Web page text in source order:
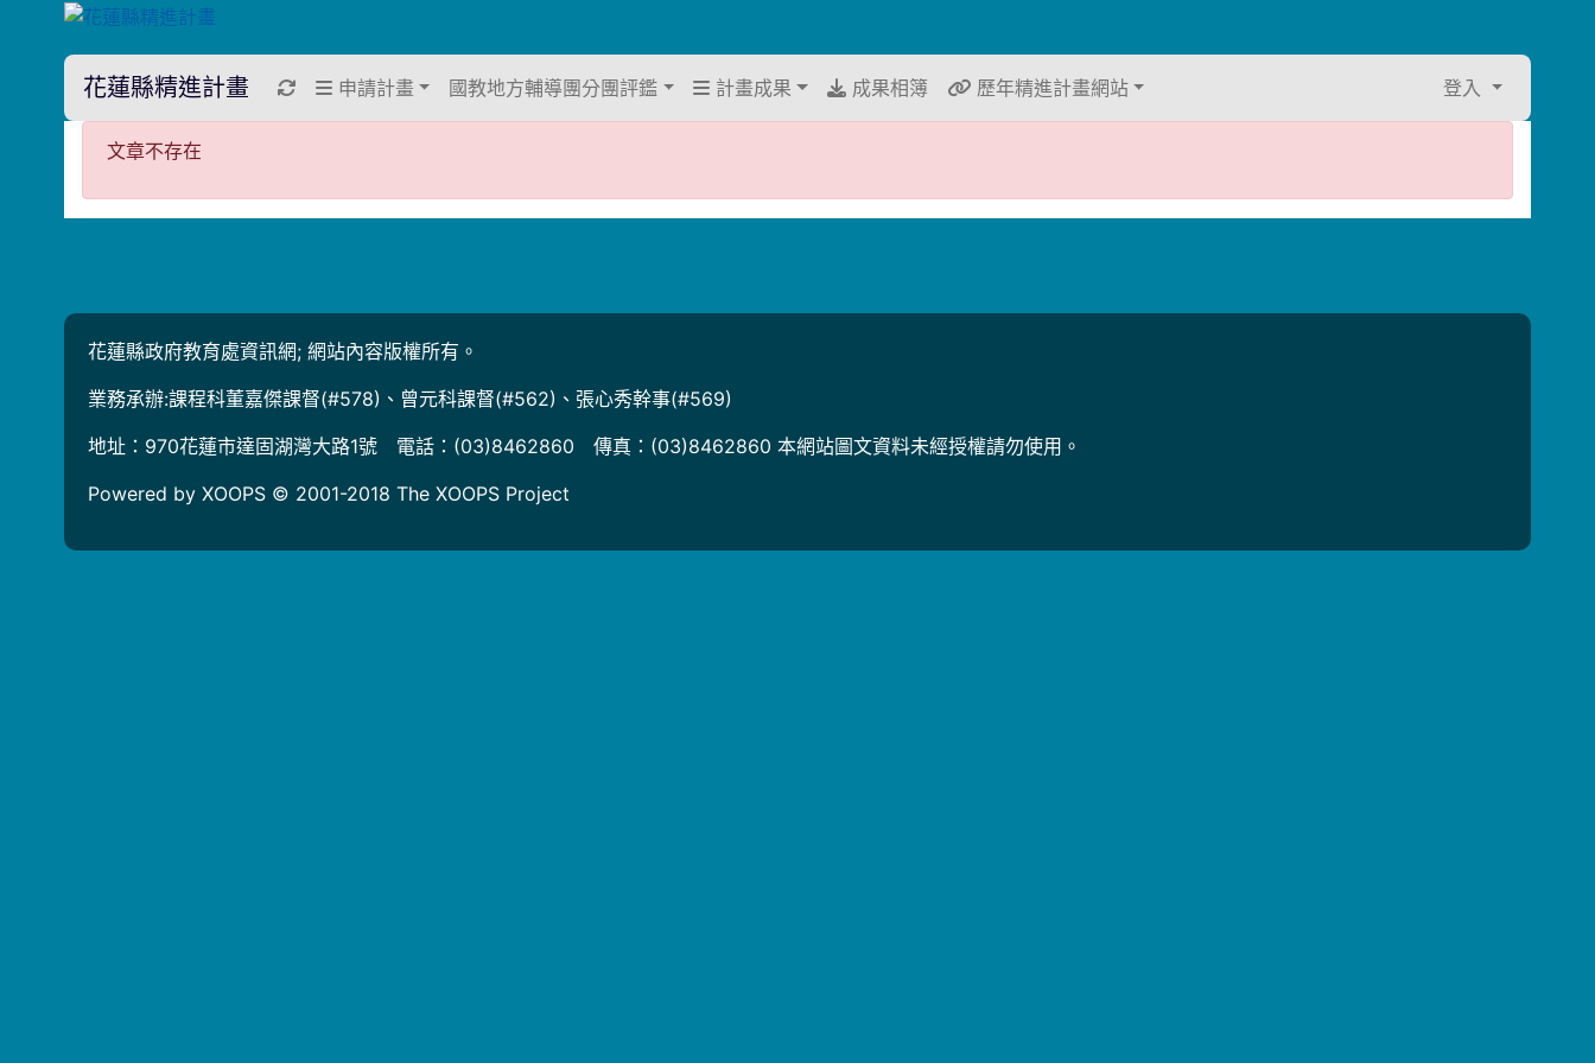
花蓮縣精進計畫 重新取得佈景設定
申請計畫 國教地方輔導團分團評鑑 計畫成果 成果相簿 歷年精進計畫網站 登入
文章不存在
文章不存在
花蓮縣政府教育處資訊網; 網站內容版權所有。
業務承辦:課程科董嘉傑課督(#578)、曾元科課督(#562)、張心秀幹事(#569)
地址：970花蓮市達固湖灣大路1號 電話：(03)8462860 傳真：(03)8462860 本網站圖文資料未經授權請勿使用。
Powered by XOOPS © 2001-2018 The XOOPS Project